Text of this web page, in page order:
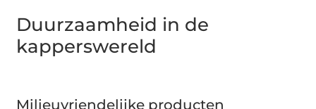
Duurzaamheid in de
kapperswereld
Milieuvriendelijke producten